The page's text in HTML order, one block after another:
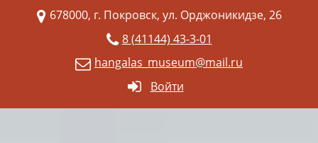
678000, г. Покровск, ул. Орджоникидзе, 26
8 (41144) 43-3-01
hangalas_museum@mail.ru
Войти